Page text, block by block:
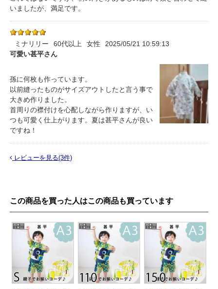
いましたが、満足です。
ミナリリー 60代以上 女性
2025/05/21 10:59:13
可愛い甚平さん
孫に何枚も作っています。
以前縫ったものがサイズアウトしたと言う事で
大きめ作りました。
首周りの襟付けを心配しながら作りますが、い
つも可愛く仕上がります。夏は甚平さんが良い
ですね！
レビューを見る(3件)
この商品を買った人はこの商品も買っています